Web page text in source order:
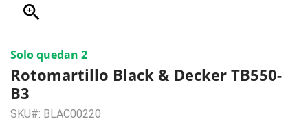
zoom_in
Solo quedan 2
Rotomartillo Black & Decker TB550-
B3
SKU#: BLAC00220